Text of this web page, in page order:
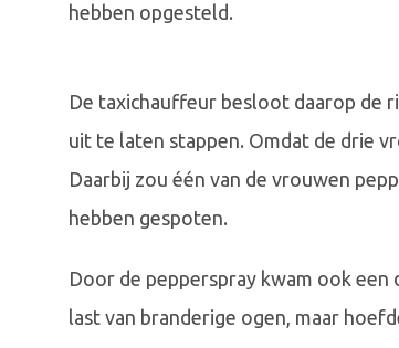
hebben opgesteld.
De taxichauffeur besloot daarop de
uit te laten stappen. Omdat de drie
Daarbij zou één van de vrouwen
hebben gespoten.
Door de pepperspray kwam ook
last van branderige ogen, maar